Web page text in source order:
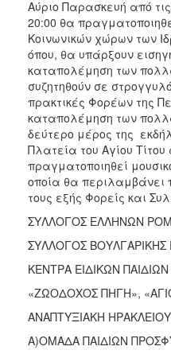
Αύριο Παρασκευή από
20:00 θα
Κοινωνικών χώρων των
όπου, θα υπάρξουν
καταπολέμηση των
συζητηθούν σε
πρακτικές Φορέων της
καταπολέμηση των
δεύτερο μέρος της
Πλατεία του Αγίου
πραγματοποιηθεί
οποία θα περιλαμβάνει
τους εξής Φορείς και
ΣΥΛΛΟΓΟΣ ΕΛΛΗΝΩΝ
ΣΥΛΛΟΓΟΣ
ΚΕΝΤΡΑ ΕΙΔΙΚΩΝ
«ΖΩΟΔΟΧΟΣ ΠΗΓΗ»,
ΑΝΑΠΤΥΞΙΑΚΗ
Α)ΟΜΑΔΑ ΠΑΙΔΙΩΝ